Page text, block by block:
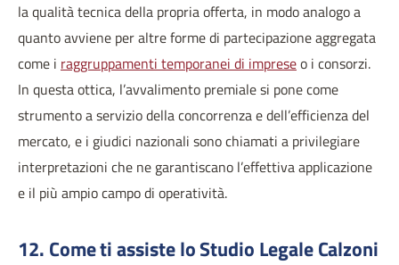
la qualità tecnica della propria offerta, in modo analogo a
quanto avviene per altre forme di partecipazione aggregata
come i raggruppamenti temporanei di impreseo i consorzi.
In questa ottica, l’avvalimento premiale si pone come
strumento a servizio della concorrenza e dell’efficienza del
mercato, e i giudici nazionali sono chiamati a privilegiare
interpretazioni che ne garantiscano l’effettiva applicazione
e il più ampio campo di operatività.
12. Come ti assiste lo Studio Legale Calzoni